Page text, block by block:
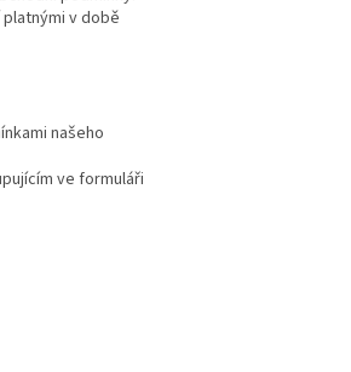
v době
našeho
ve formuláři